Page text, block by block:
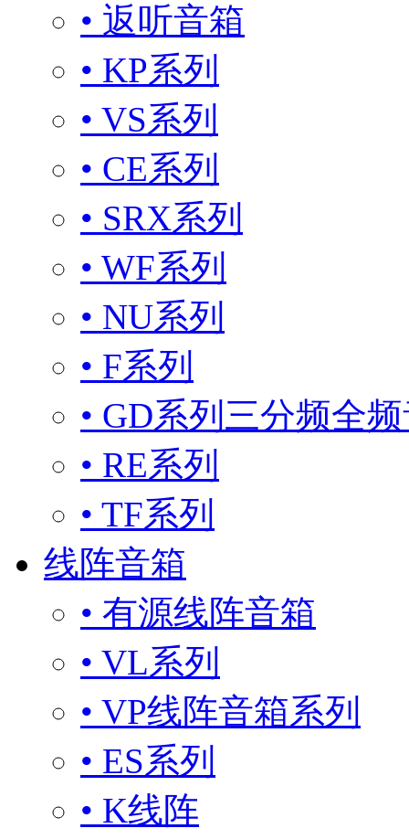
• 返听音箱
• KP系列
• VS系列
• CE系列
• SRX系列
• WF系列
• NU系列
• F系列
• GD系列三分频全
• RE系列
• TF系列
线阵音箱
• 有源线阵音箱
• VL系列
• VP线阵音箱系列
• ES系列
• K线阵